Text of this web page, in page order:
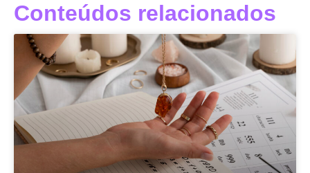
Conteúdos relacionados